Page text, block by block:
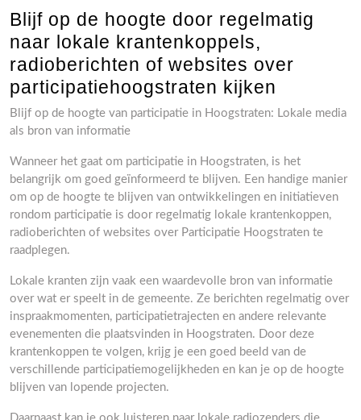
Blijf op de hoogte door regelmatig
naar lokale krantenkoppels,
radioberichten of websites over
participatiehoogstraten kijken
Blijf op de hoogte van participatie in Hoogstraten: Lokale media
als bron van informatie
Wanneer het gaat om participatie in Hoogstraten, is het
belangrijk om goed geïnformeerd te blijven. Een handige manier
om op de hoogte te blijven van ontwikkelingen en initiatieven
rondom participatie is door regelmatig lokale krantenkoppen,
radioberichten of websites over Participatie Hoogstraten te
raadplegen.
Lokale kranten zijn vaak een waardevolle bron van informatie
over wat er speelt in de gemeente. Ze berichten regelmatig over
inspraakmomenten, participatietrajecten en andere relevante
evenementen die plaatsvinden in Hoogstraten. Door deze
krantenkoppen te volgen, krijg je een goed beeld van de
verschillende participatiemogelijkheden en kan je op de hoogte
blijven van lopende projecten.